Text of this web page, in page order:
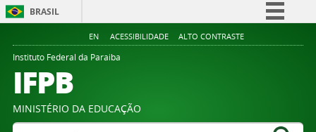
BRASIL
Simplifique!
Legislação
EN ACESSIBILIDADE ALTO CONTRASTE
Instituto Federal da Paraiba
IFPB
MINISTÉRIO DA EDUCAÇÃO
Buscar no portal